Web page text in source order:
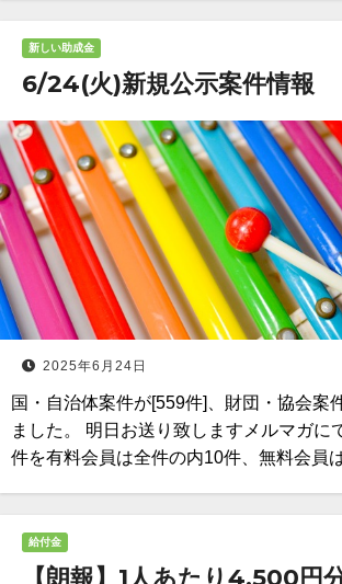
新しい助成金
6/24(火)新規公示案件情報
2025年6月24日
国・自治体案件が[559件]、財団・協会案
ました。 明日お送り致しますメルマガに
件を有料会員は全件の内10件、無料会員
給付金
【朗報】1人あたり4,500円